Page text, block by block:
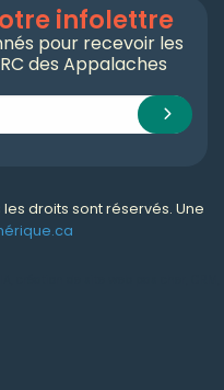
infolettre
pour recevoir les
des Appalaches
droits sont réservés. Une